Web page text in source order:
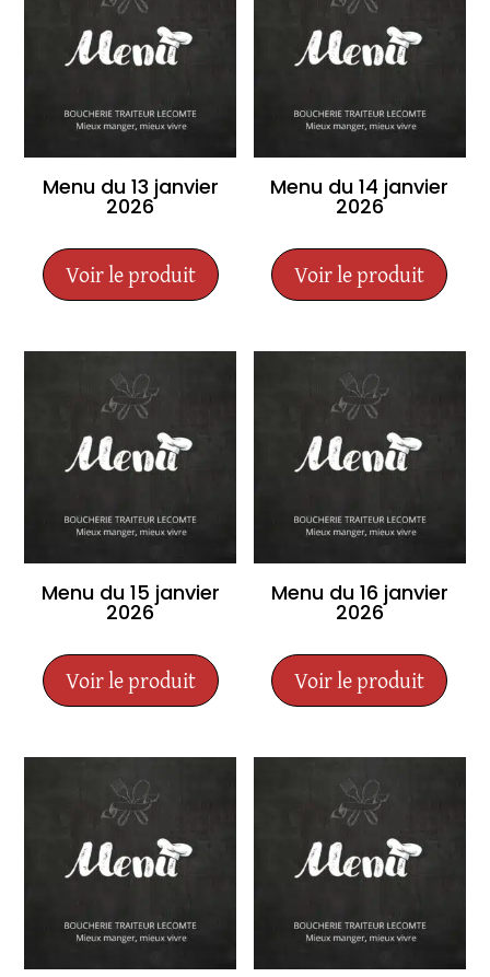
Menu du 13 janvier
2026
Voir le produit
Menu du 14 janvier
2026
Voir le produit
Menu du 15 janvier
2026
Voir le produit
Menu du 16 janvier
2026
Voir le produit